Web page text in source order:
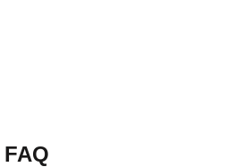
FAQ